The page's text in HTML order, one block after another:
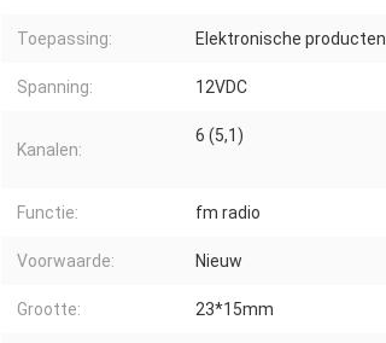
Toepassing: Elektronische producten
Spanning: 12VDC
Kanalen:
6 (5,1)
Functie: fm radio
Voorwaarde: Nieuw
Grootte: 23*15mm